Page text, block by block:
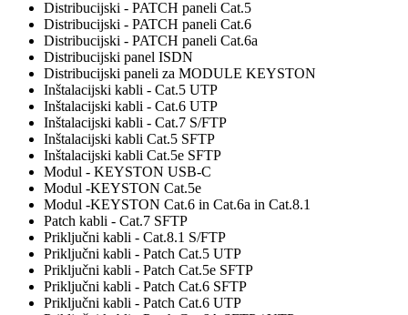
Distribucijski - PATCH paneli Cat.5
Distribucijski - PATCH paneli Cat.6
Distribucijski - PATCH paneli Cat.6a
Distribucijski panel ISDN
Distribucijski paneli za MODULE KEYSTON
Inštalacijski kabli - Cat.5 UTP
Inštalacijski kabli - Cat.6 UTP
Inštalacijski kabli - Cat.7 S/FTP
Inštalacijski kabli Cat.5 SFTP
Inštalacijski kabli Cat.5e SFTP
Modul - KEYSTON USB-C
Modul -KEYSTON Cat.5e
Modul -KEYSTON Cat.6 in Cat.6a in Cat.8.1
Patch kabli - Cat.7 SFTP
Priključni kabli - Cat.8.1 S/FTP
Priključni kabli - Patch Cat.5 UTP
Priključni kabli - Patch Cat.5e SFTP
Priključni kabli - Patch Cat.6 SFTP
Priključni kabli - Patch Cat.6 UTP